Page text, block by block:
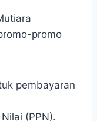
promo
pembayaran
(PPN).